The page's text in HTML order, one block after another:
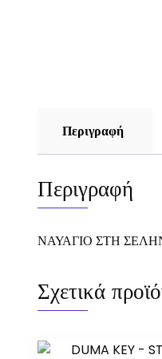
Περιγραφή
Περιγραφή
ΝΑΥΑΓΙΟ ΣΤΗ
Σχετικά